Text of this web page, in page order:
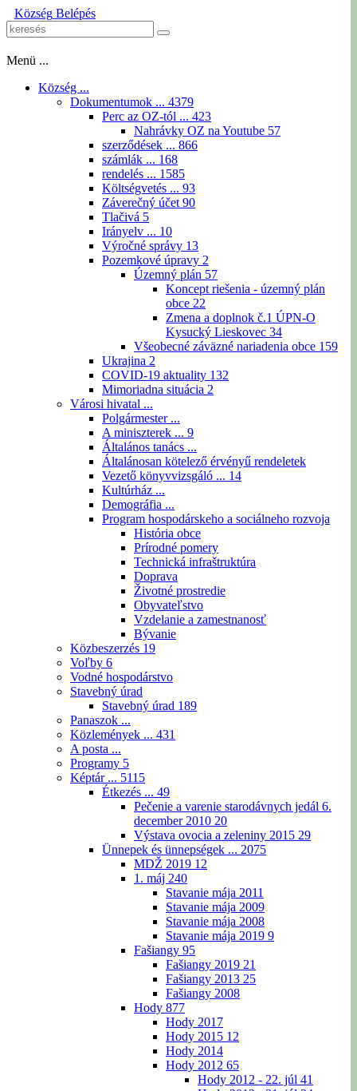
Község Belépés
Menü ...
Község ...
Dokumentumok ... 4379
Perc az OZ-tól ... 423
Nahrávky OZ na Youtube 57
szerződések ... 866
számlák ... 168
rendelés ... 1585
Költségvetés ... 93
Záverečný účet 90
Tlačivá 5
Irányelv ... 10
Výročné správy 13
Pozemkové úpravy 2
Územný plán 57
Koncept riešenia - územný plán
obce 22
Zmena a doplnok č.1 ÚPN-O
Kysucký Lieskovec 34
Všeobecné záväzné nariadenia obce 159
Ukrajina 2
COVID-19 aktuality 132
Mimoriadna situácia 2
Városi hivatal ...
Polgármester ...
A miniszterek ... 9
Általános tanács ...
Általánosan kötelező érvényű rendeletek
Vezető könyvvizsgáló ... 14
Kultúrház ...
Demográfia ...
Program hospodárskeho a sociálneho rozvoja
História obce
Prírodné pomery
Technická infraštruktúra
Doprava
Životné prostredie
Obyvateľstvo
Vzdelanie a zamestnanosť
Bývanie
Közbeszerzés 19
Voľby 6
Vodné hospodárstvo
Stavebný úrad
Stavebný úrad 189
Panaszok ...
Közlemények ... 431
A posta ...
Programy 5
Képtár ... 5115
Étkezés ... 49
Pečenie a varenie starodávnych jedál 6.
december 2010 20
Výstava ovocia a zeleniny 2015 29
Ünnepek és ünnepségek ... 2075
MDŽ 2019 12
1. máj 240
Stavanie mája 2011
Stavanie mája 2009
Stavanie mája 2008
Stavanie mája 2019 9
Fašiangy 95
Fašiangy 2019 21
Fašiangy 2013 25
Fašiangy 2008
Hody 877
Hody 2017
Hody 2015 12
Hody 2014
Hody 2012 65
Hody 2012 - 22. júl 41